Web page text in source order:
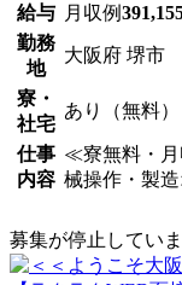
給与 月収例
勤務
地
大阪府 堺市
寮・
社宅
あり（無料）
仕事
内容
≪寮無料・月
械操作・製
募集が停止してい